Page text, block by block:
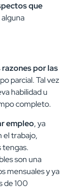
que
por las
parcial. Tal vez
habilidad u
completo.
empleo, ya
el trabajo,
tengas.
son una
mensuales y ya
de 100